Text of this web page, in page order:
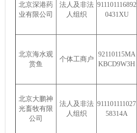
北京深港药
业有限公司
法人及非法
人组织
911101116892
0431XU
北京海水观
赏鱼
个体工商户
92110115MA
KBCD9W3H
北京大鹏神
光畜牧有限
公司
法人及非法
人组织
911101111027
58314A